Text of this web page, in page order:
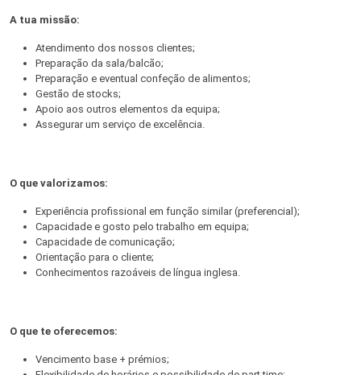
A tua missão:
Atendimento dos nossos clientes;
Preparação da sala/balcão;
Preparação e eventual confeção de alimentos;
Gestão de stocks;
Apoio aos outros elementos da equipa;
Assegurar um serviço de excelência.
O que valorizamos:
Experiência profissional em função similar (preferencial);
Capacidade e gosto pelo trabalho em equipa;
Capacidade de comunicação;
Orientação para o cliente;
Conhecimentos razoáveis de língua inglesa.
O que te oferecemos:
Vencimento base + prémios;